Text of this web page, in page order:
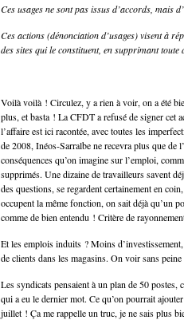
Ces usages ne sont pas issus d’accords, mais
Ces actions (dénonciation d’usages) visent à
des sites qui le constituent, en supprimant
Voilà voilà ! Circulez, y a rien à voir, on a été
plus, et basta ! La CFDTa refusé de signer cet
l’affaire est ici racontée, avec toutes les
de 2008, Inéos-Sarralbe ne recevra plus que de
conséquences qu’on imagine sur l’emploi,
supprimés. Une dizaine de travailleurs savent
des questions, se regardent certainement en
occupent la même fonction, on sait déjà qu’un
comme de bien entendu ! Critère de
Et les emplois induits ? Moins
de clients dans les magasins. On voir sans peine
Les syndicats pensaient à un plan de 50
qui a eu le dernier mot. Ce qu’on pourrait
juillet ! Ça me rappelle un truc, je ne sais plus